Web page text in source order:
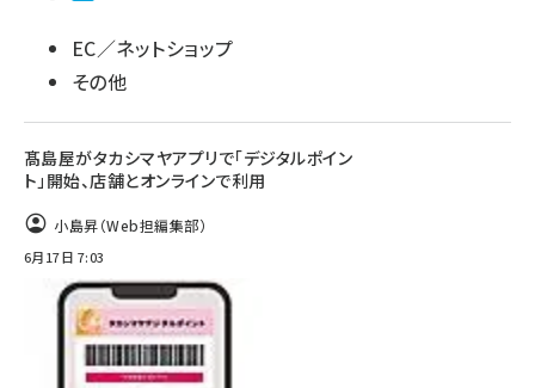
EC／ネットショップ
その他
髙島屋がタカシマヤアプリで「デジタルポイン
ト」開始、店舗とオンラインで利用
小島昇（Web担編集部）
6月17日 7:03